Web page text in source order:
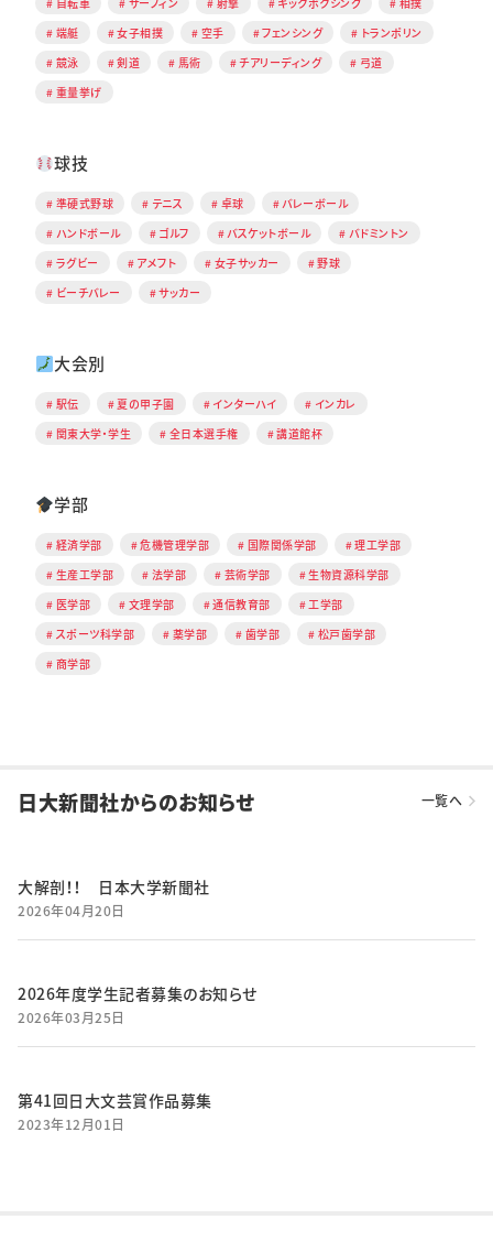
端艇
女子相撲 空手 フェンシング
トランポリン
競泳
剣道 馬術 チアリーディング
弓道
重量挙げ
球技
準硬式野球 テニス 卓球
バレーボール
ハンドボール
ゴルフ バスケットボール
バドミントン
ラグビー
アメフト 女子サッカー
野球
ビーチバレー
サッカー
大会別
駅伝 夏の甲子園 インターハイ
インカレ
関東大学・学生
全日本選手権 講道館杯
学部
経済学部 危機管理学部 国際関係学部
理工学部
生産工学部
法学部 芸術学部
生物資源科学部
医学部
文理学部 通信教育部
工学部
スポーツ科学部
薬学部 歯学部
松戸歯学部
商学部
日大新聞社からのお知らせ 一覧へ
大解剖！！ 日本大学新聞社
2026年04月20日
2026年度学生記者募集のお知らせ
2026年03月25日
第41回日大文芸賞作品募集
2023年12月01日